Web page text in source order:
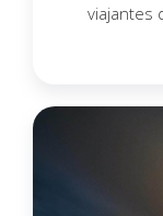
viajantes